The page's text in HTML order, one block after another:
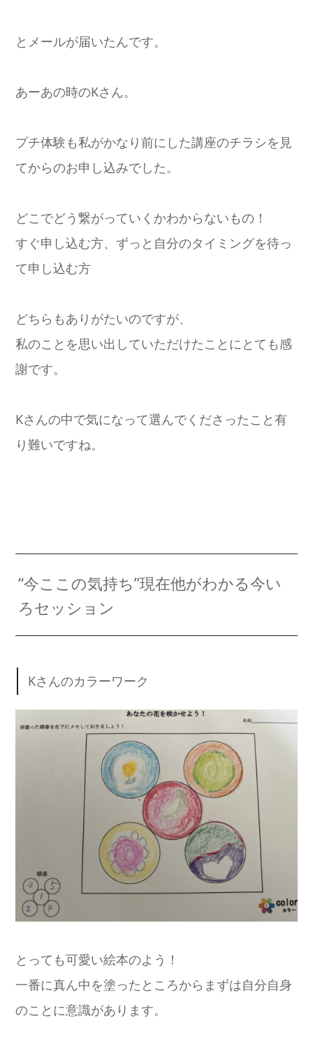
とメールが届いたんです。
あーあの時のKさん。
プチ体験も私がかなり前にした講座のチラシを見
てからのお申し込みでした。
どこでどう繋がっていくかわからないもの！
すぐ申し込む方、ずっと自分のタイミングを待っ
て申し込む方
どちらもありがたいのですが、
私のことを思い出していただけたことにとても感
謝です。
Kさんの中で気になって選んでくださったこと有
り難いですね。
“今ここの気持ち”現在他がわかる今い
ろセッション
Kさんのカラーワーク
とっても可愛い絵本のよう！
一番に真ん中を塗ったところからまずは自分自身
のことに意識があります。